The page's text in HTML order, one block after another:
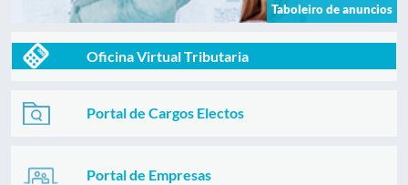
Taboleiro de anuncios
Oficina Virtual Tributaria
Portal de Cargos Electos
Portal de Empresas